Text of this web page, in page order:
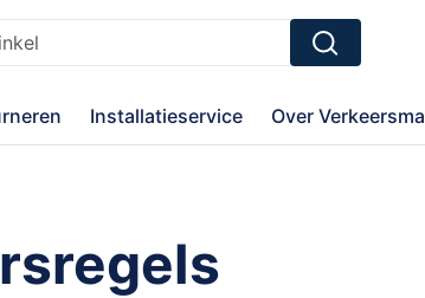
Zoek
Installatieservice Over